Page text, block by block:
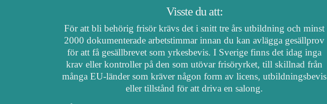
Visste du att:
För att bli behörig frisör krävs det i snitt tre års utbildning och minst
2000 dokumenterade arbetstimmar innan du kan avlägga gesällprov
för att få gesällbrevet som yrkesbevis. I Sverige finns det idag inga
krav eller kontroller på den som utövar frisöryrket, till skillnad från
många EU-länder som kräver någon form av licens, utbildningsbevis
eller tillstånd för att driva en salong.